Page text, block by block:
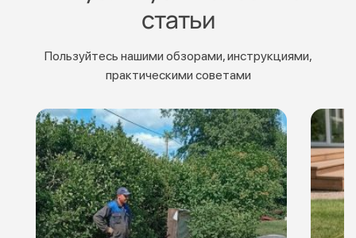
статьи
Пользуйтесь нашими обзорами, инструкциями,
практическими советами